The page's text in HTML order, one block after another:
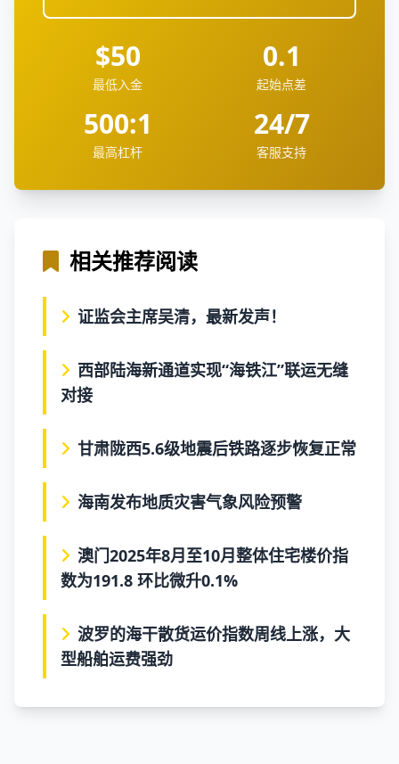
$50
最低入金
0.1
起始点差
500:1
最高杠杆
24/7
客服支持
相关推荐阅读
证监会主席吴清，最新发声！
西部陆海新通道实现“海铁江”联运无缝
对接
甘肃陇西5.6级地震后铁路逐步恢复正常
海南发布地质灾害气象风险预警
澳门2025年8月至10月整体住宅楼价指
数为191.8 环比微升0.1%
波罗的海干散货运价指数周线上涨，大
型船舶运费强劲